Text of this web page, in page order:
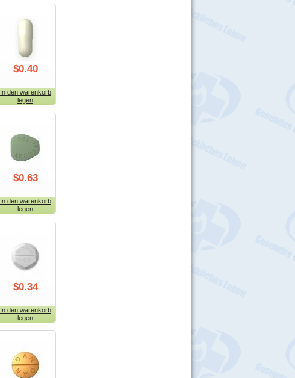
$0.40
In den warenkorb
legen
$0.63
In den warenkorb
legen
$0.34
In den warenkorb
legen